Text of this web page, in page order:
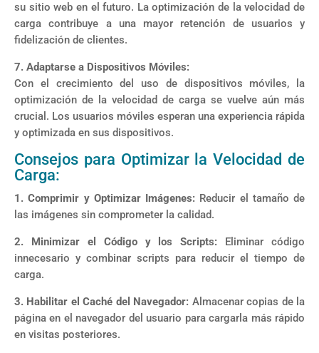
su sitio web en el futuro. La optimización de la velocidad de
carga contribuye a una mayor retención de usuarios y
fidelización de clientes.
7. Adaptarse a Dispositivos Móviles:
Con el crecimiento del uso de dispositivos móviles, la
optimización de la velocidad de carga se vuelve aún más
crucial. Los usuarios móviles esperan una experiencia rápida
y optimizada en sus dispositivos.
Consejos para Optimizar la Velocidad de
Carga:
1. Comprimir y Optimizar Imágenes: Reducir el tamaño de
las imágenes sin comprometer la calidad.
2. Minimizar el Código y los Scripts: Eliminar código
innecesario y combinar scripts para reducir el tiempo de
carga.
3. Habilitar el Caché del Navegador: Almacenar copias de la
página en el navegador del usuario para cargarla más rápido
en visitas posteriores.